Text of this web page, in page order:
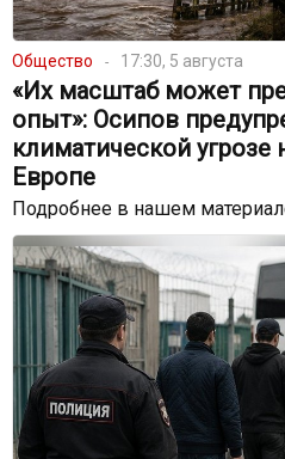
Общество 17:30, 5 августа
«Их масштаб может
опыт»: Осипов
климатической
Европе
Подробнее в нашем